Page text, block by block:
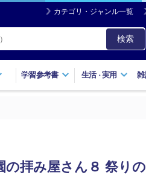
カテゴリ・ジャンル一覧
検索
学習参考書 生活・実用 雑
の拝み屋さん８ 祭り